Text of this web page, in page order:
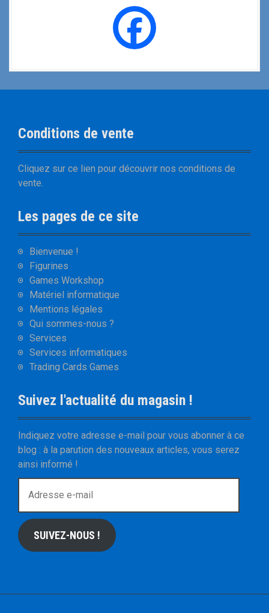
Conditions de vente
Cliquez sur ce lien pour découvrir nos conditions de
vente.
Les pages de ce site
Bienvenue !
Figurines
Games Workshop
Matériel informatique
Mentions légales
Qui sommes-nous ?
Services
Services informatiques
Trading Cards Games
Suivez l'actualité du magasin !
Indiquez votre adresse e-mail pour vous abonner à ce
blog : à la parution des nouveaux articles, vous serez
ainsi informé !
r
e
s
SUIVEZ-NOUS !